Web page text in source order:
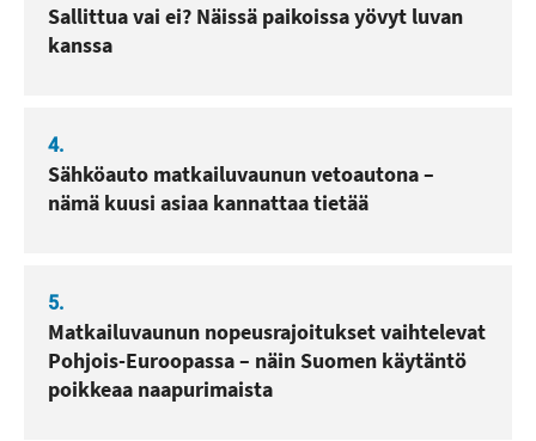
Sallittua vai ei? Näissä paikoissa yövyt luvan
kanssa
4.
Sähköauto matkailuvaunun vetoautona –
nämä kuusi asiaa kannattaa tietää
5.
Matkailuvaunun nopeusrajoitukset vaihtelevat
Pohjois-Euroopassa – näin Suomen käytäntö
poikkeaa naapurimaista